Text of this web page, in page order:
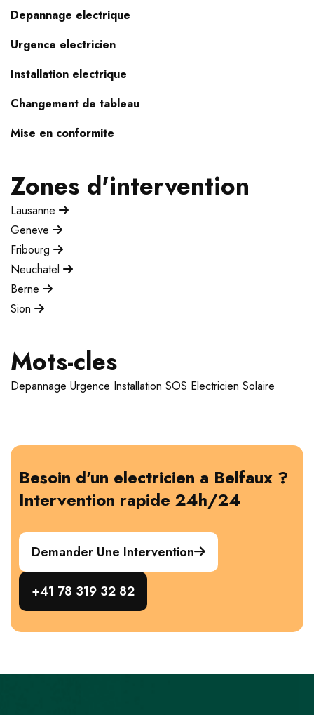
Depannage electrique
Urgence electricien
Installation electrique
Changement de tableau
Mise en conformite
Zones d'intervention
Lausanne
Geneve
Fribourg
Neuchatel
Berne
Sion
Mots-cles
Depannage Urgence Installation SOS Electricien Solaire
Besoin d'un electricien a Belfaux ?
Intervention rapide 24h/24
Demander Une Intervention
+41 78 319 32 82